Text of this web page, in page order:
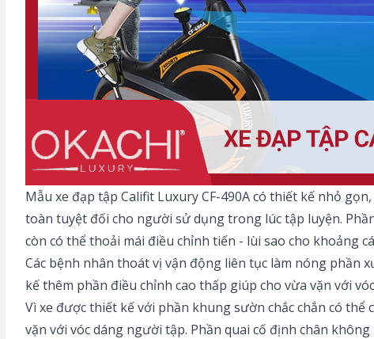
Mẫu xe đạp tập Califit Luxury CF-490A có thiết kế nhỏ
toàn tuyệt đối cho người sử dụng trong lúc tập luyện.
còn có thể thoải mái điều chỉnh tiến - lùi sao cho khoảng
Các bệnh nhân thoát vị vận động liên tục làm nóng phần
kế thêm phần điều chỉnh cao thấp giúp cho vừa vặn với
Vì xe được thiết kế với phần khung sườn chắc chắn có
vặn với vóc dáng người tập. Phần quai cố định chân